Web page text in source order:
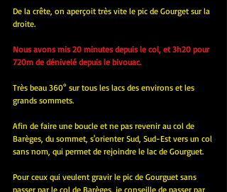
De la crête, on aperçoit très vite le pic de Gourget sur la
droite.
Nous avons mis 20 minutes depuis le col, et 3h20 pour
720m de dénivelé depuis le bivouac.
Très beau 360° sur tous les lacs des environs et les
grands sommets.
Afin de faire une boucle et ne pas revenir au col de
Barèges, du sommet, s'orienter Sud, Sud-Est vers un col
sans nom, qui permet de rejoindre le lac de Gourguet.
Pour ceux qui veulent gravir le pic de Gourguet sans
passer par le col de Barèges, je conseille de passer par